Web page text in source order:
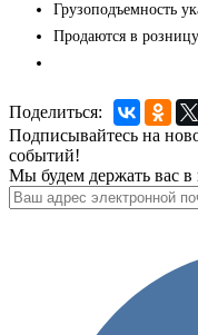
Грузоподъемность
Продаются в
Поделиться:
Подписывайтесь на
событий!
Мы будем держать вас в